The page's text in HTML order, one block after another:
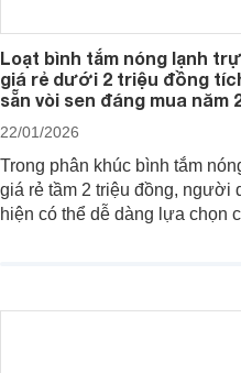
Loạt bình tắm nóng lạnh
giá rẻ dưới 2 triệu đồng
sẵn vòi sen đáng mua năm
22/01/2026
Trong phân khúc bình tắm
giá rẻ tầm 2 triệu đồng, người
hiện có thể dễ dàng lựa chọn
cơ bản, đáp ứng tốt nhu cầu